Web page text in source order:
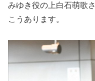
みゆき役の上白石萌歌
こうあります。